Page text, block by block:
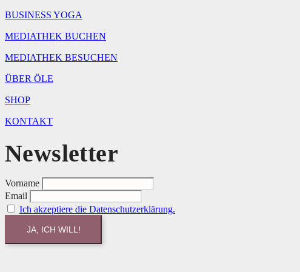
BUSINESS YOGA
MEDIATHEK BUCHEN
MEDIATHEK BESUCHEN
ÜBER ÖLE
SHOP
KONTAKT
Newsletter
Vorname
Email
Ich akzeptiere die Datenschutzerklärung.